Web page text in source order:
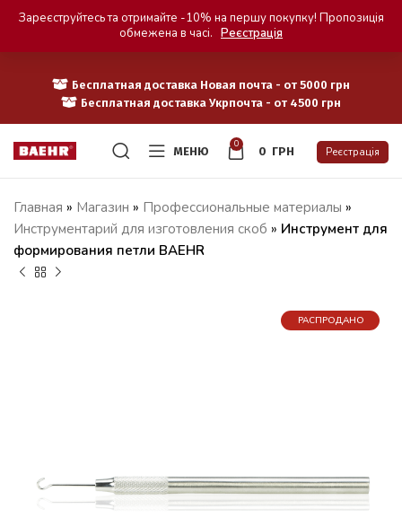
Бесплатная доставка Новая почта - от 5000 грн
Бесплатная доставка Укрпочта - от 4500 грн
МЕНЮ
0
0 ГРН Реєстрація
Главная » Магазин » Профессиональные материалы »
Инструментарий для изготовления скоб » Инструмент для
формирования петли BAEHR
РАСПРОДАНО
Зареєструйтесь та отримайте -10% на першу покупку! Пропозиція
обмежена в часі. Реєстрація